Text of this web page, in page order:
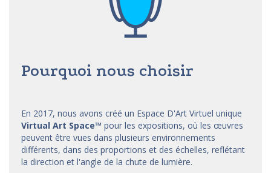
Pourquoi nous choisir
En 2017, nous avons créé un Espace D'Art Virtuel unique
Virtual Art Space™ pour les expositions, où les œuvres
peuvent être vues dans plusieurs environnements
différents, dans des proportions et des échelles, reflétant
la direction et l'angle de la chute de lumière.